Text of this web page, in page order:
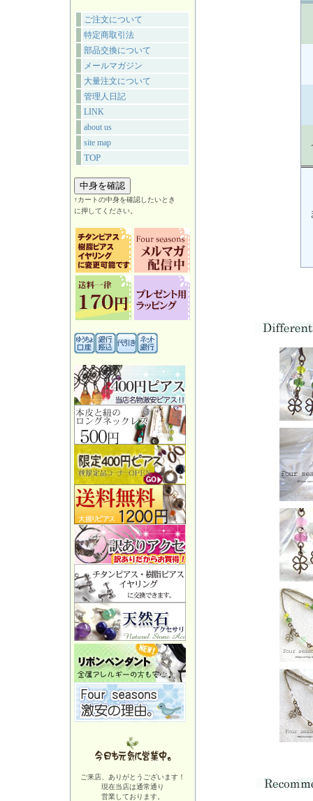
ご注文について
特定商取引法
部品交換について
メールマガジン
大量注文について
管理人日記
LINK
about us
site map
TOP
↑カートの中身を確認したいとき
に押してください。
ご来店、ありがとうございます！
現在当店は通常通り
営業しております。